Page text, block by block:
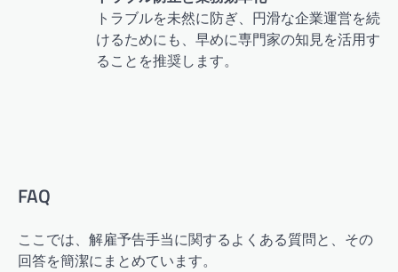
トラブルを未然に防ぎ、円滑な企業運営を続
けるためにも、早めに専門家の知見を活用す
ることを推奨します。
FAQ
ここでは、解雇予告手当に関するよくある質問と、その
回答を簡潔にまとめています。